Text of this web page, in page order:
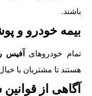
باشند.
بیمه خودرو و
تمام خودروهای آفیس
هستند تا مشتریان با
آگاهی از